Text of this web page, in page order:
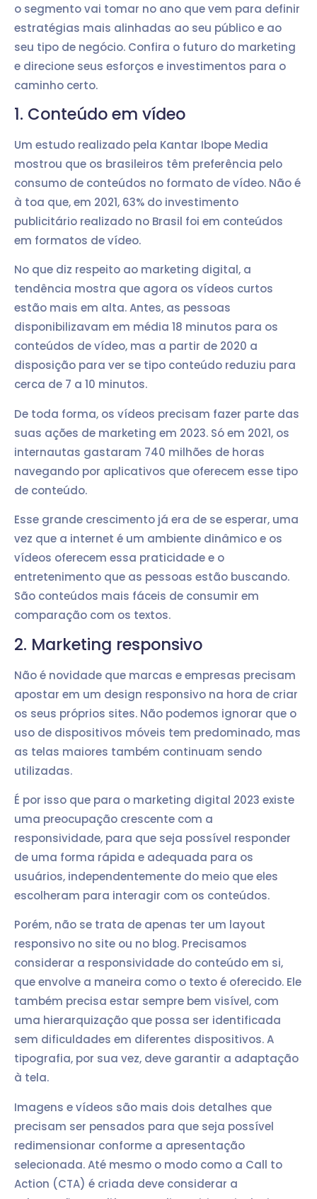
o segmento vai tomar no ano que vem para definir
estratégias mais alinhadas ao seu público e ao
seu tipo de negócio. Confira o futuro do marketing
e direcione seus esforços e investimentos para o
caminho certo.
1. Conteúdo em vídeo
Um estudo realizado pela Kantar Ibope Media
mostrou que os brasileiros têm preferência pelo
consumo de conteúdos no formato de vídeo. Não é
à toa que, em 2021, 63% do investimento
publicitário realizado no Brasil foi em conteúdos
em formatos de vídeo.
No que diz respeito ao marketing digital, a
tendência mostra que agora os vídeos curtos
estão mais em alta. Antes, as pessoas
disponibilizavam em média 18 minutos para os
conteúdos de vídeo, mas a partir de 2020 a
disposição para ver se tipo conteúdo reduziu para
cerca de 7 a 10 minutos.
De toda forma, os vídeos precisam fazer parte das
suas ações de marketing em 2023. Só em 2021, os
internautas gastaram 740 milhões de horas
navegando por aplicativos que oferecem esse tipo
de conteúdo.
Esse grande crescimento já era de se esperar, uma
vez que a internet é um ambiente dinâmico e os
vídeos oferecem essa praticidade e o
entretenimento que as pessoas estão buscando.
São conteúdos mais fáceis de consumir em
comparação com os textos.
2. Marketing responsivo
Não é novidade que marcas e empresas precisam
apostar em um design responsivo na hora de criar
os seus próprios sites. Não podemos ignorar que o
uso de dispositivos móveis tem predominado, mas
as telas maiores também continuam sendo
utilizadas.
É por isso que para o marketing digital 2023 existe
uma preocupação crescente com a
responsividade, para que seja possível responder
de uma forma rápida e adequada para os
usuários, independentemente do meio que eles
escolheram para interagir com os conteúdos.
Porém, não se trata de apenas ter um layout
responsivo no site ou no blog. Precisamos
considerar a responsividade do conteúdo em si,
que envolve a maneira como o texto é oferecido. Ele
também precisa estar sempre bem visível, com
uma hierarquização que possa ser identificada
sem dificuldades em diferentes dispositivos. A
tipografia, por sua vez, deve garantir a adaptação
à tela.
Imagens e vídeos são mais dois detalhes que
precisam ser pensados para que seja possível
redimensionar conforme a apresentação
selecionada. Até mesmo o modo como a Call to
Action (CTA) é criada deve considerar a